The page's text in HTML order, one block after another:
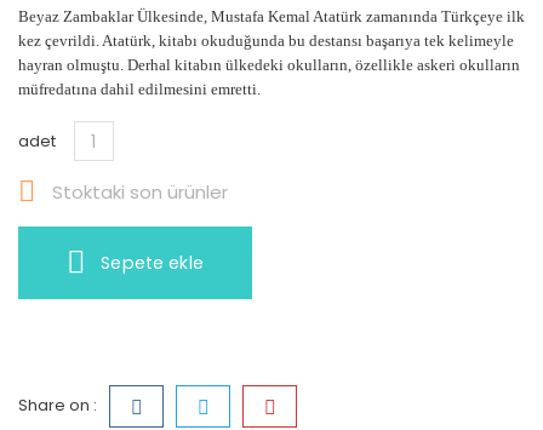
Beyaz Zambaklar Ülkesinde, Mustafa Kemal Atatürk zamanında Türkçeye ilk
kez çevrildi. Atatürk, kitabı okuduğunda bu destansı başarıya tek kelimeyle
hayran olmuştu. Derhal kitabın ülkedeki okulların, özellikle askeri okulların
müfredatına dahil edilmesini emretti.
adet
 Stoktaki son ürünler
Sepete ekle
Share on :